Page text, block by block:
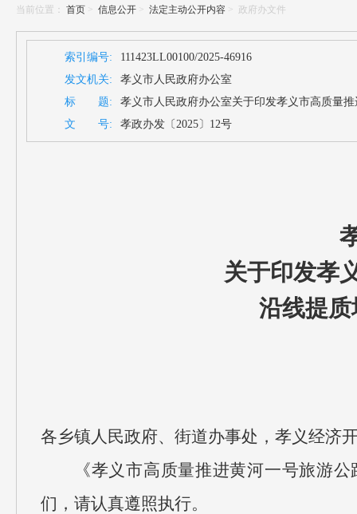
当前位置： 首页 > 信息公开 > 法定主动公开内容 > 政府办文件
索引编号:
111423LL00100/2025-46916
发文机关:
孝义市人民政府办公室
标 题:
孝义市人民政府办公室关于印发孝义市高质量
文 号:
孝政办发〔2025〕12号
关于印发孝
沿线提
各乡镇人民政府、街道办事处，孝义经济
《孝义市高质量推进黄河一号旅游
们，请认真遵照执行。